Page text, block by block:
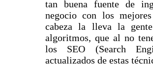
tan buena fuente de
negocio con los
cabeza la lleva la
algoritmos, que al no
los SEO (Search
actualizados de estas